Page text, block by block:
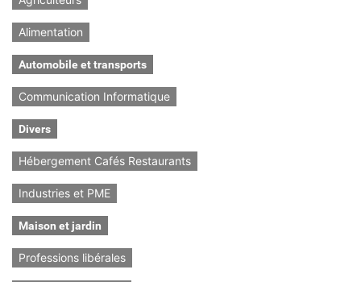
Alimentation
Automobile et transports
Communication Informatique
Divers
Hébergement Cafés Restaurants
Industries et PME
Maison et jardin
Professions libérales